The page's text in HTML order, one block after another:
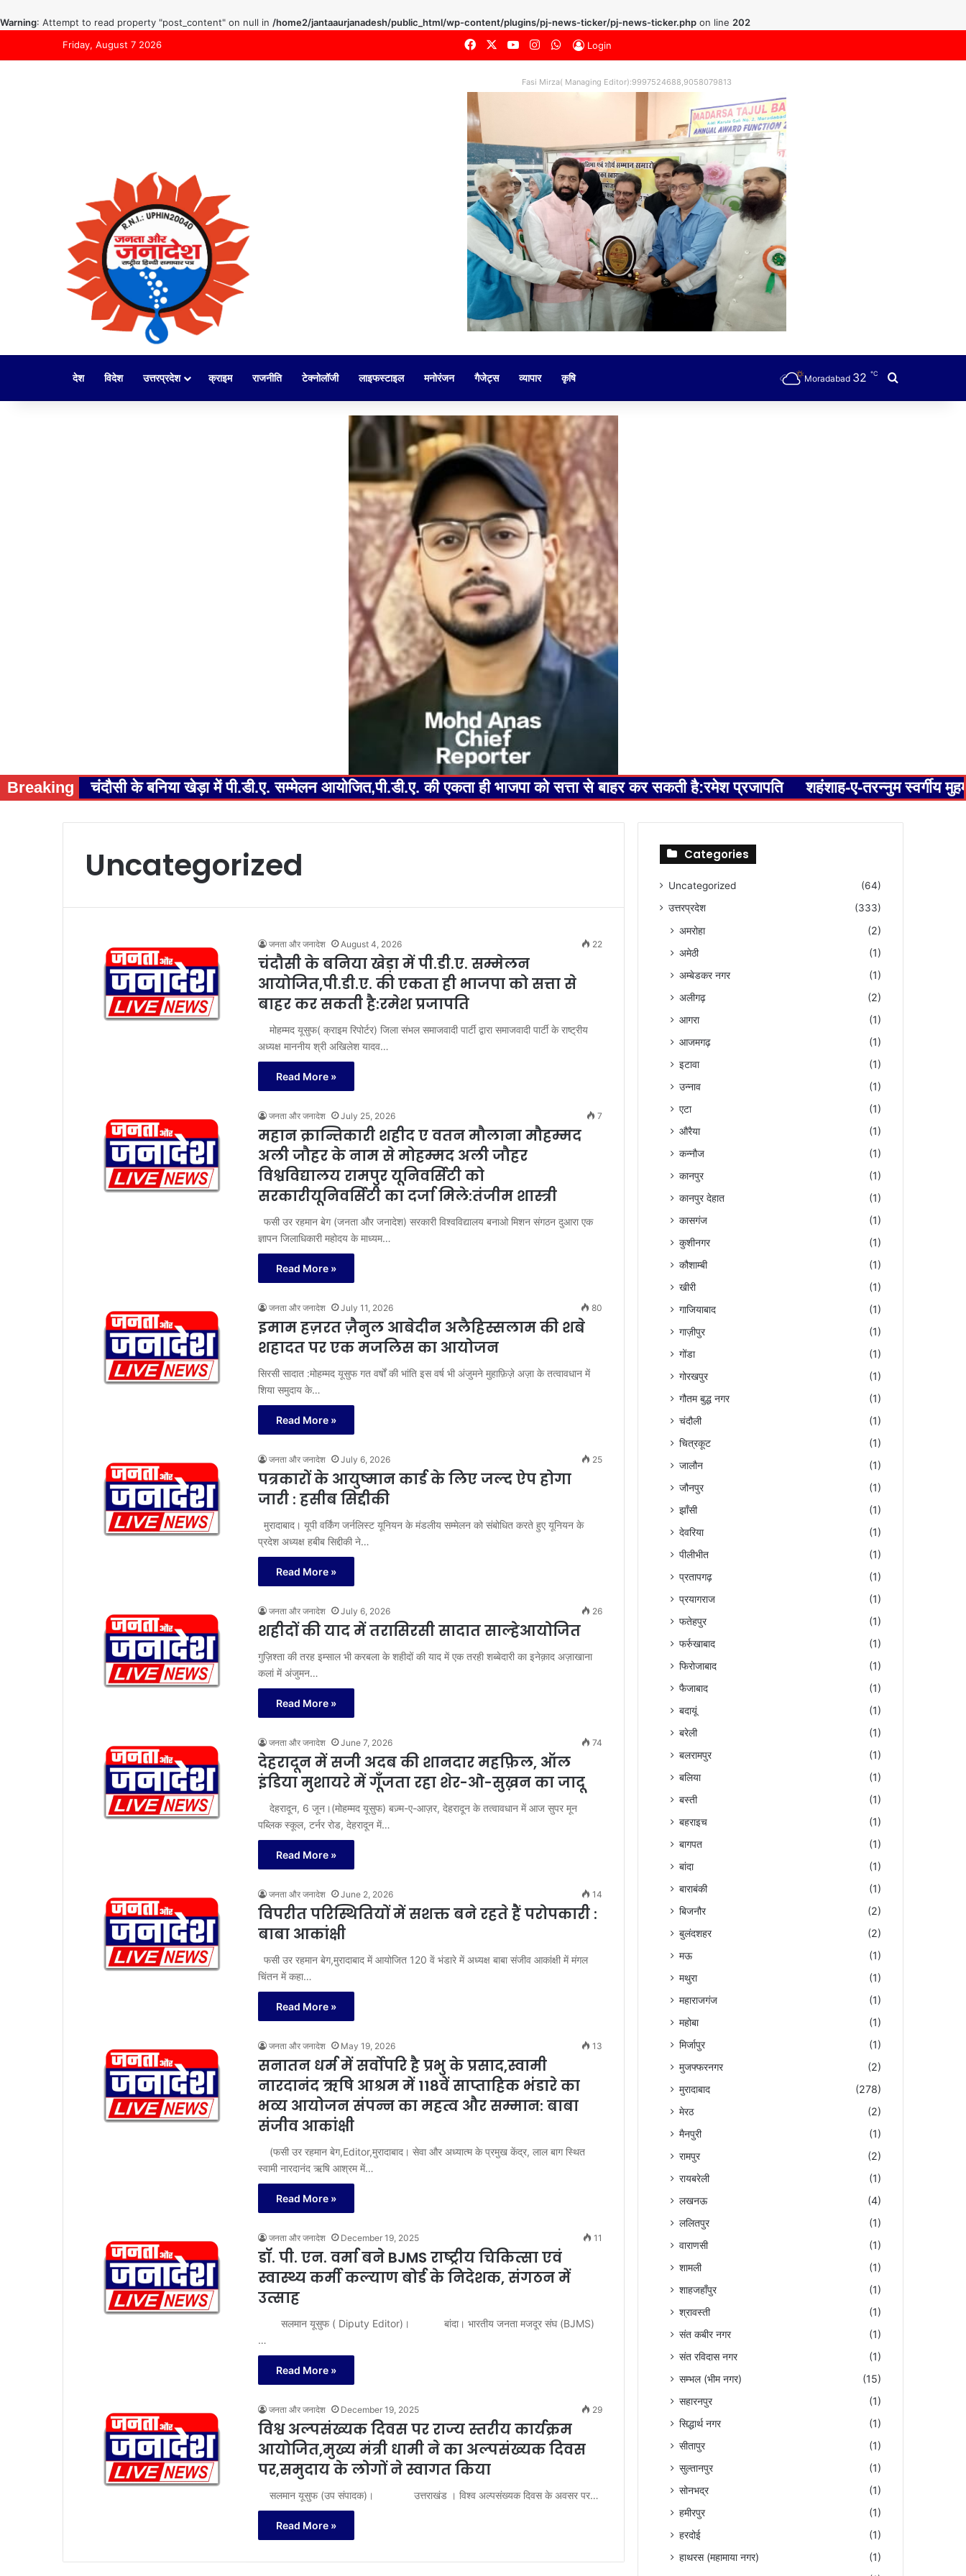
Warning: Attempt to read property "post_content" on null in /home2/jantaaurjanadesh/public_html/wp-content/plugins/pj-news-ticker/pj-news-ticker.php on line 202
Friday, August 7 2026
FacebookYouTubeInstagram
WhatsApp
Login
Fasi Mirza( Managing Editor):9997524688,9058079813
देश विदेश उत्तरप्रदेश क्राइम राजनीति टेक्नोलॉजी लाइफस्टाइल मनोरंजन गैजेट्स व्यापार कृषि Moradabad 32 ℃
Breaking चंदौसी के बनिया खेड़ा में पी.डी.ए. सम्मेलन आयोजित,पी.डी.ए. की एकता ही भाजपा को सत्ता से बाहर कर सकती है:रमेश प्रजापति शहंशाह-ए-तरन्नुम स्वर्गीय
Uncategorized
जनता और जनादेश August 4, 2026 22
चंदौसी के बनिया खेड़ा में पी.डी.ए. सम्मेलन
आयोजित,पी.डी.ए. की एकता ही भाजपा को सत्ता से
बाहर कर सकती है:रमेश प्रजापति
मोहम्मद यूसुफ( क्राइम रिपोर्टर) जिला संभल समाजवादी पार्टी द्वारा समाजवादी पार्टी के राष्ट्रीय
अध्यक्ष माननीय श्री अखिलेश यादव…
Read More »
जनता और जनादेश July 25, 2026 7
महान क्रान्तिकारी शहीद ए वतन मौलाना मौहम्मद
अली जौहर के नाम से मोहम्मद अली जौहर
विश्वविद्यालय रामपुर यूनिवर्सिटी को
सरकारीयूनिवर्सिटी का दर्जा मिले:तंजीम शास्त्री
फसी उर रहमान बेग (जनता और जनादेश) सरकारी विश्वविद्यालय बनाओ मिशन संगठन दुआरा एक
ज्ञापन जिलाधिकारी महोदय के माध्यम…
Read More »
जनता और जनादेश July 11, 2026 80
इमाम हज़रत ज़ैनुल आबेदीन अलैहिस्सलाम की शबे
शहादत पर एक मजलिस का आयोजन
सिरसी सादात :मोहम्मद यूसुफ गत वर्षों की भांति इस वर्ष भी अंजुमने मुहाफ़िज़े अज़ा के तत्वावधान में
शिया समुदाय के…
Read More »
जनता और जनादेश July 6, 2026 25
पत्रकारों के आयुष्मान कार्ड के लिए जल्द ऐप होगा
जारी : हसीब सिद्दीकी
मुरादाबाद। यूपी वर्किंग जर्नलिस्ट यूनियन के मंडलीय सम्मेलन को संबोधित करते हुए यूनियन के
प्रदेश अध्यक्ष हबीब सिद्दीकी ने…
Read More »
जनता और जनादेश July 6, 2026 26
शहीदों की याद में तरासिरसी सादात साल्हेआयोजित
गुज़िश्ता की तरह इम्साल भी करबला के शहीदों की याद में एक तरही शब्बेदारी का इनेक़ाद अज़ाखाना
कलां में अंजुमन…
Read More »
जनता और जनादेश June 7, 2026 74
देहरादून में सजी अदब की शानदार महफ़िल, ऑल
इंडिया मुशायरे में गूँजता रहा शेर-ओ-सुख़न का जादू
देहरादून, 6 जून।(मोहम्मद यूसुफ) बज़्म-ए-आज़र, देहरादून के तत्वावधान में आज सुपर मून
पब्लिक स्कूल, टर्नर रोड, देहरादून में…
Read More »
जनता और जनादेश June 2, 2026 14
विपरीत परिस्थितियों में सशक्त बने रहते हैं परोपकारी :
बाबा आकांक्षी
फसी उर रहमान बेग,मुरादाबाद में आयोजित 120 वें भंडारे में अध्यक्ष बाबा संजीव आकांक्षी में मंगल
चिंतन में कहा…
Read More »
जनता और जनादेश May 19, 2026 13
सनातन धर्म में सर्वोपरि है प्रभु के प्रसाद,स्वामी
नारदानंद ऋषि आश्रम में 118वें साप्ताहिक भंडारे का
भव्य आयोजन संपन्न का महत्व और सम्मान: बाबा
संजीव आकांक्षी
(फसी उर रहमान बेग,Editor,मुरादाबाद। सेवा और अध्यात्म के प्रमुख केंद्र, लाल बाग स्थित
स्वामी नारदानंद ऋषि आश्रम में…
Read More »
जनता और जनादेश December 19, 2025 11
डॉ. पी. एन. वर्मा बने BJMS राष्ट्रीय चिकित्सा एवं
स्वास्थ्य कर्मी कल्याण बोर्ड के निदेशक, संगठन में
उत्साह
सलमान यूसुफ ( Diputy Editor)। बांदा। भारतीय जनता मजदूर संघ (BJMS)
…
Read More »
जनता और जनादेश December 19, 2025 29
विश्व अल्पसंख्यक दिवस पर राज्य स्तरीय कार्यक्रम
आयोजित,मुख्य मंत्री धामी ने का अल्पसंख्यक दिवस
पर,समुदाय के लोगों ने स्वागत किया
सलमान यूसुफ (उप संपादक)। उत्तराखंड । विश्व अल्पसंख्यक दिवस के अवसर पर…
Read More »
Categories
Uncategorized
(64)
उत्तरप्रदेश
(333)
अमरोहा
(2)
अमेठी
(1)
अम्बेडकर नगर
(1)
अलीगढ़
(2)
आगरा
(1)
आजमगढ़
(1)
इटावा
(1)
उन्नाव
(1)
एटा
(1)
औरैया
(1)
कन्नौज
(1)
कानपुर
(1)
कानपुर देहात
(1)
कासगंज
(1)
कुशीनगर
(1)
कौशाम्बी
(1)
खीरी
(1)
गाजियाबाद
(1)
गाज़ीपुर
(1)
गोंडा
(1)
गोरखपुर
(1)
गौतम बुद्ध नगर
(1)
चंदौली
(1)
चित्रकूट
(1)
जालौन
(1)
जौनपुर
(1)
झाँसी
(1)
देवरिया
(1)
पीलीभीत
(1)
प्रतापगढ़
(1)
प्रयागराज
(1)
फतेहपुर
(1)
फर्रुखाबाद
(1)
फिरोजाबाद
(1)
फैजाबाद
(1)
बदायूं
(1)
बरेली
(1)
बलरामपुर
(1)
बलिया
(1)
बस्ती
(1)
बहराइच
(1)
बागपत
(1)
बांदा
(1)
बाराबंकी
(1)
बिजनौर
(2)
बुलंदशहर
(2)
मऊ
(1)
मथुरा
(1)
महाराजगंज
(1)
महोबा
(1)
मिर्जापुर
(1)
मुजफ्फरनगर
(2)
मुरादाबाद
(278)
मेरठ
(2)
मैनपुरी
(1)
रामपुर
(2)
रायबरेली
(1)
लखनऊ
(4)
ललितपुर
(1)
वाराणसी
(1)
शामली
(1)
शाहजहाँपुर
(1)
श्रावस्ती
(1)
संत कबीर नगर
(1)
संत रविदास नगर
(1)
सम्भल (भीम नगर)
(15)
सहारनपुर
(1)
सिद्धार्थ नगर
(1)
सीतापुर
(1)
सुल्तानपुर
(1)
सोनभद्र
(1)
हमीरपुर
(1)
हरदोई
(1)
हाथरस (महामाया नगर)
(1)